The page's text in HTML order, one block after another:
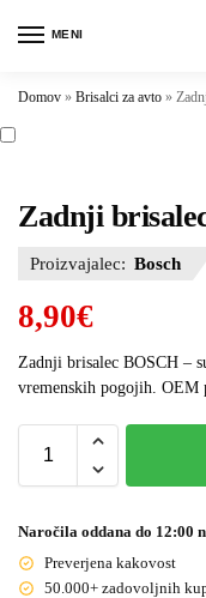
MENI
Domov » Brisalci za avto »
Zadnji
Proizvajalec: Bosch
8,90€
Zadnji brisalec BOSCH –
vremenskih pogojih. OEM
Naročila oddana do 12:00
Preverjena kakovost
50.000+ zadovoljnih